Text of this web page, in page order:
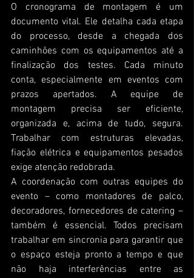
O cronograma de montagem é um
documento vital. Ele detalha cada etapa
do processo, desde a chegada dos
caminhões com os equipamentos até a
finalização dos testes. Cada minuto
conta, especialmente em eventos com
prazos apertados. A equipe de
montagem precisa ser eficiente,
organizada e, acima de tudo, segura.
Trabalhar com estruturas elevadas,
fiação elétrica e equipamentos pesados
exige atenção redobrada.
A coordenação com outras equipes do
evento – como montadores de palco,
decoradores, fornecedores de catering –
também é essencial. Todos precisam
trabalhar em sincronia para garantir que
o espaço esteja pronto a tempo e que
não haja interferências entre as